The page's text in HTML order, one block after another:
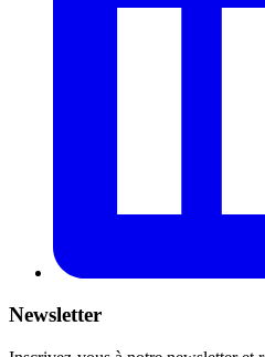
Newsletter